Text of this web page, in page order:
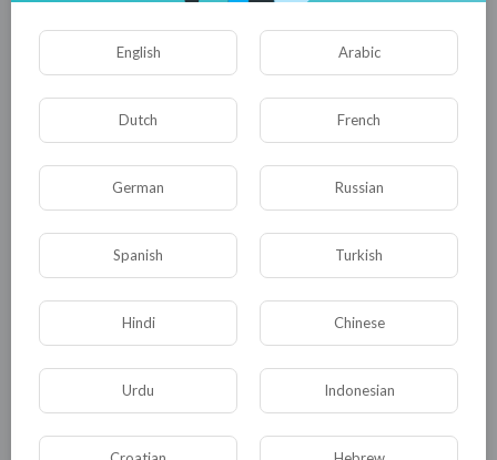
Комментариев нет
КАТЕГОРИИ
Общая Политика
Общество Происшествия События
Спорт Комедия Развлечение
Новости и политика Культура
Флора и фауна ЖКХ История
English Arabic
Dutch French
German Russian
Spanish Turkish
Hindi Chinese
Urdu Indonesian